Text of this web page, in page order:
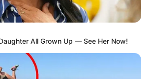
All Grown Up — See Her Now!